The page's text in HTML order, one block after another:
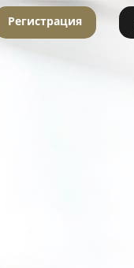
Регистрация